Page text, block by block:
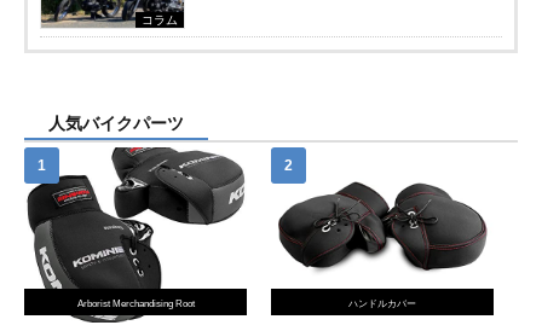
コラム
人気バイクパーツ
Arborist Merchandising Root ハンドルカバー